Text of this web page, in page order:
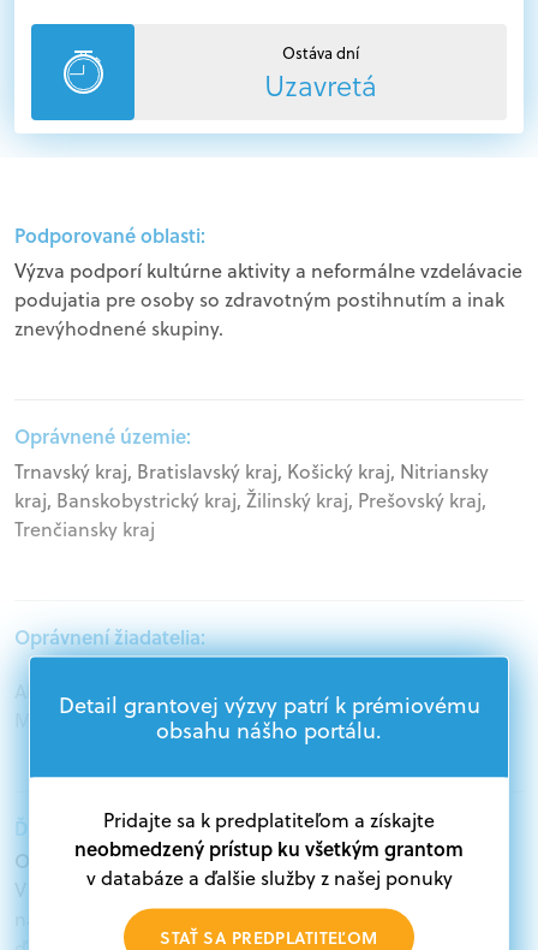
Ostáva dní
Uzavretá
Podporované oblasti:
Výzva podporí kultúrne aktivity a neformálne vzdelávacie
podujatia pre osoby so zdravotným postihnutím a inak
znevýhodnené skupiny.
Oprávnené územie:
Trnavský kraj, Bratislavský kraj, Košický kraj, Nitriansky
kraj, Banskobystrický kraj, Žilinský kraj, Prešovský kraj,
Trenčiansky kraj
Oprávnení žiadatelia:
Akademický sektor, Podnikatelia, Samospráva,
Mimovládne organizácie
Ďalšie informácie:
Oprávnení žiadatelia:
V databáze grantov a dotácií na portáli Grantexpert.sk
nájdete aktuálne výzvy z eurofondov, plánu obnovy a
Detail grantovej výzvy patrí k prémiovému
obsahu nášho portálu.
Pridajte sa k predplatiteľom a získajte
neobmedzený prístup ku všetkým grantom
v databáze a ďalšie služby z našej ponuky
STAŤ SA PREDPLATITEĽOM